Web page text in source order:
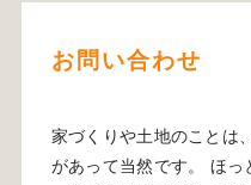
お問い合わせ
家づくりや土地のことは
があって当然です。 ほ